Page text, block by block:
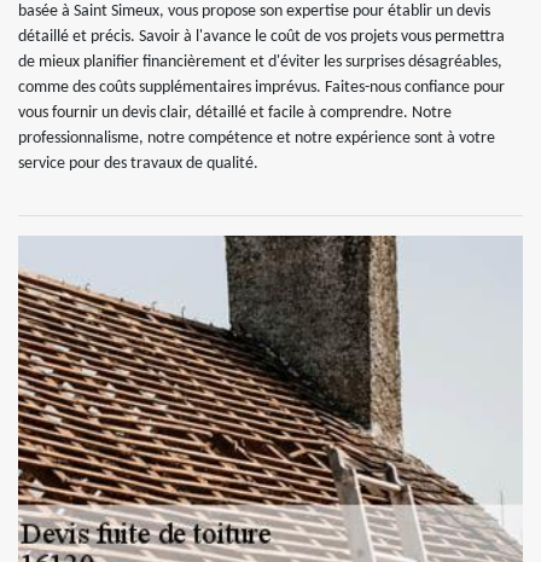
basée à Saint Simeux, vous propose son expertise pour établir un devis
détaillé et précis. Savoir à l'avance le coût de vos projets vous permettra
de mieux planifier financièrement et d'éviter les surprises désagréables,
comme des coûts supplémentaires imprévus. Faites-nous confiance pour
vous fournir un devis clair, détaillé et facile à comprendre. Notre
professionnalisme, notre compétence et notre expérience sont à votre
service pour des travaux de qualité.